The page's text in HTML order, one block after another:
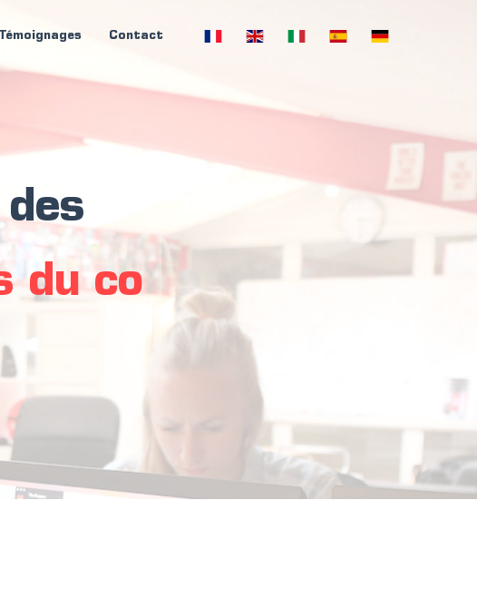
Témoignages Contact
commun